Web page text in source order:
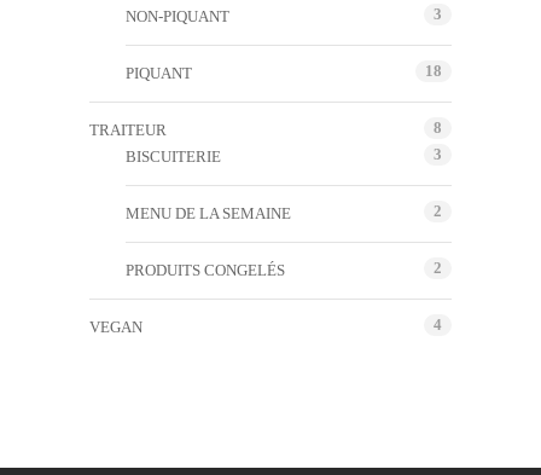
NON-PIQUANT
3
PIQUANT 18
TRAITEUR
8
BISCUITERIE
3
MENU DE LA SEMAINE 2
PRODUITS CONGELÉS 2
VEGAN 4